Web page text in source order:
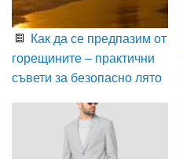
Как да се предпазим от
горещините – практични
съвети за безопасно лято